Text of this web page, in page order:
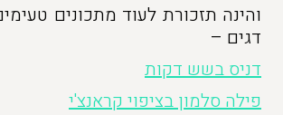
והינה תזכורת לעוד מתכונים
דגים –
דניס בשש דקות
פילה סלמון בציפוי קראנצ'י